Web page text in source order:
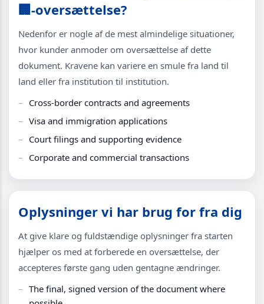
🏢-oversættelse?
Nedenfor er nogle af de mest almindelige situationer,
hvor kunder anmoder om oversættelse af dette
dokument. Kravene kan variere en smule fra land til
land eller fra institution til institution.
Cross-border contracts and agreements
Visa and immigration applications
Court filings and supporting evidence
Corporate and commercial transactions
Oplysninger vi har brug for fra dig
At give klare og fuldstændige oplysninger fra starten
hjælper os med at forberede en oversættelse, der
accepteres første gang uden gentagne ændringer.
The final, signed version of the document where